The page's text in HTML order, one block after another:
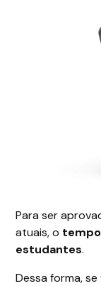
Para ser
atuais, o
estudantes.
Dessa forma,